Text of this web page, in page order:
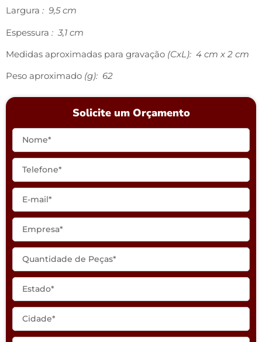
Largura : 9,5 cm
Espessura : 3,1 cm
Medidas aproximadas para gravação (CxL): 4 cm x 2 cm
Peso aproximado (g): 62
Solicite um Orçamento